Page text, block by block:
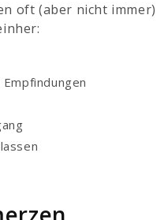
oft (aber nicht immer)